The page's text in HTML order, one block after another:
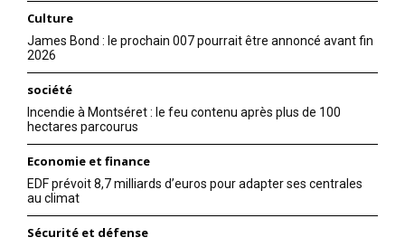
Culture
James Bond : le prochain 007 pourrait être annoncé avant fin
2026
société
Incendie à Montséret : le feu contenu après plus de 100
hectares parcourus
Economie et finance
EDF prévoit 8,7 milliards d’euros pour adapter ses centrales
au climat
Sécurité et défense